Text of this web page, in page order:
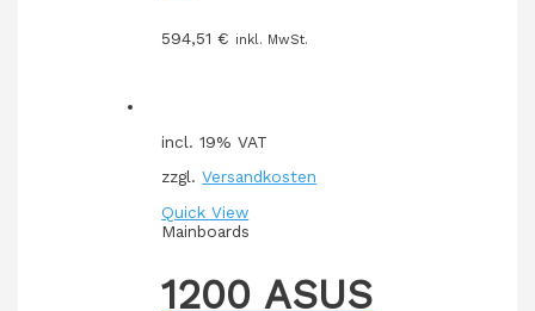
594,51€ inkl. MwSt.
incl. 19% VAT
zzgl.Versandkosten
Quick View
Mainboards
1200 ASUS